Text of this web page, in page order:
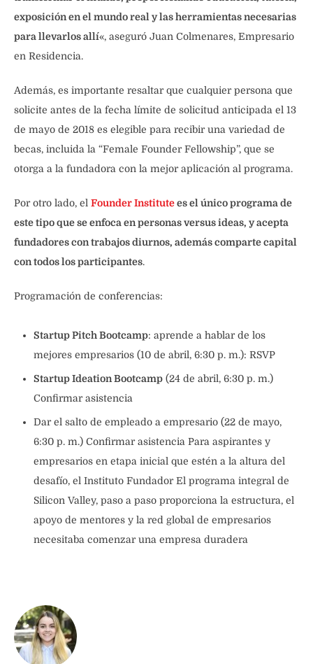
exposición en el mundo real y las herramientas necesarias
para llevarlos allí«, aseguró Juan Colmenares, Empresario
en Residencia.
Además, es importante resaltar que cualquier persona que
solicite antes de la fecha límite de solicitud anticipada el 13
de mayo de 2018 es elegible para recibir una variedad de
becas, incluida la “Female Founder Fellowship”, que se
otorga a la fundadora con la mejor aplicación al programa.
Por otro lado, el Founder Institutees el único programa de
este tipo que se enfoca en personas versus ideas, y acepta
fundadores con trabajos diurnos, además comparte capital
con todos los participantes.
Programación de conferencias:
Startup Pitch Bootcamp: aprende a hablar de los
mejores empresarios (10 de abril, 6:30 p. m.): RSVP
Startup Ideation Bootcamp (24 de abril, 6:30 p. m.)
Confirmar asistencia
Dar el salto de empleado a empresario (22 de mayo,
6:30 p. m.) Confirmar asistencia Para aspirantes y
empresarios en etapa inicial que estén a la altura del
desafío, el Instituto Fundador El programa integral de
Silicon Valley, paso a paso proporciona la estructura, el
apoyo de mentores y la red global de empresarios
necesitaba comenzar una empresa duradera